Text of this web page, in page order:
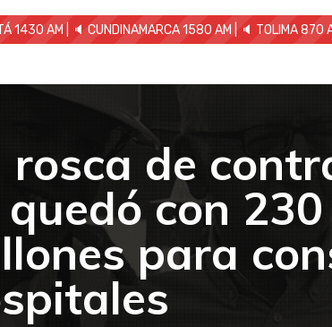
1430 AM | 🔈 CUNDINAMARCA 1580 AM | 🔈 TOLIMA 870
rosca de
quedó con
para